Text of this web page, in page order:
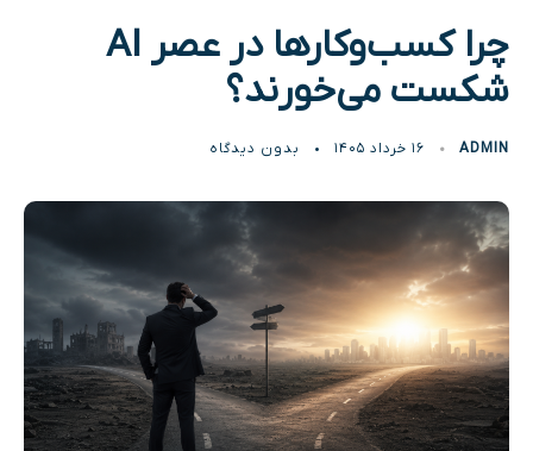
چرا کسب‌وکارها در عصر AI
شکست می‌خورند؟
ADMIN ۱۶ خرداد ۱۴۰۵ بدون دیدگاه